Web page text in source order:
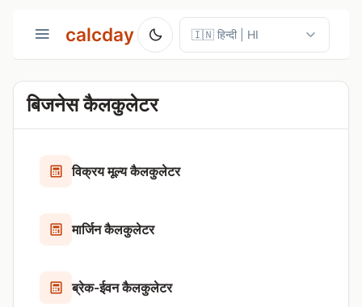
calcday
बिजनेस कैलकुलेटर
विक्रय मूल्य कैलकुलेटर
मार्जिन कैलकुलेटर
ब्रेक-ईवन कैलकुलेटर